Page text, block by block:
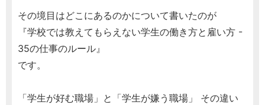
その境目はどこにあるのかについて書いたのが
『学校では教えてもらえない学生の働き方と雇い方 -
35の仕事のルール』
です。
「学生が好む職場」と「学生が嫌う職場」 その違い